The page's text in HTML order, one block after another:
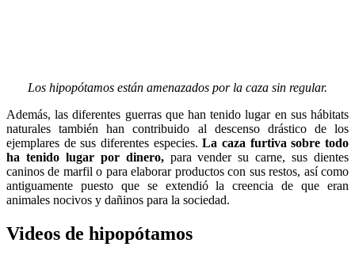
Los hipopótamos están amenazados por la caza sin regular.
Además, las diferentes guerras que han tenido lugar en sus hábitats
naturales también han contribuido al descenso drástico de los
ejemplares de sus diferentes especies.La caza furtiva sobre todo
ha tenido lugar por dinero,para vender su carne, sus dientes
caninos de marfil o para elaborar productos con sus restos, así como
antiguamente puesto que se extendió la creencia de que eran
animales nocivos y dañinos para la sociedad.
Videos de hipopótamos